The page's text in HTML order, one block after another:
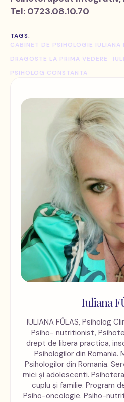
Tel: 0723.08.10.70
TAGS:
CABINET DE PSIHOLOGIE IULIANA
DRAGOSTE LA PRIMA VEDERE
PSIHOLOG CONSTANTA
Iuliana
IULIANA FŰLAS, Psiholog
Psiho- nutritionist,
drept de libera practica,
Psihologilor din Romania.
Psihologilor din Romania.
mici și adolescenti.
cuplu și familie. Program
Psiho-oncologie. Psiho-